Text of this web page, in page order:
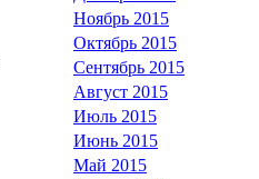
Ноябрь 2015
Октябрь 2015
Сентябрь 2015
Август 2015
Июль 2015
Июнь 2015
Май 2015